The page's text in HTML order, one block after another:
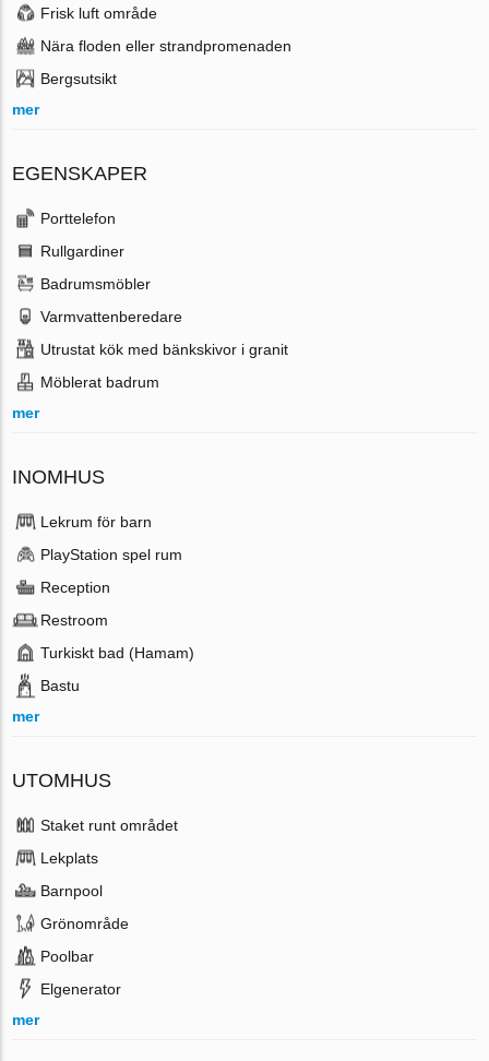
Frisk luft område
Nära floden eller strandpromenaden
Bergsutsikt
mer
EGENSKAPER
Porttelefon
Rullgardiner
Badrumsmöbler
Varmvattenberedare
Utrustat kök med bänkskivor i granit
Möblerat badrum
mer
INOMHUS
Lekrum för barn
PlayStation spel rum
Reception
Restroom
Turkiskt bad (Hamam)
Bastu
mer
UTOMHUS
Staket runt området
Lekplats
Barnpool
Grönområde
Poolbar
Elgenerator
mer